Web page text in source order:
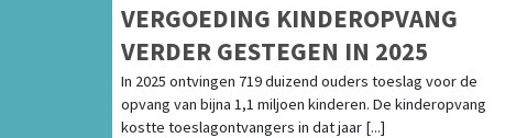
VERGOEDING KINDEROPVANG
VERDER GESTEGEN IN 2025
In 2025 ontvingen 719 duizend ouders toeslag voor de
opvang van bijna 1,1 miljoen kinderen. De kinderopvang
kostte toeslagontvangers in dat jaar [...]